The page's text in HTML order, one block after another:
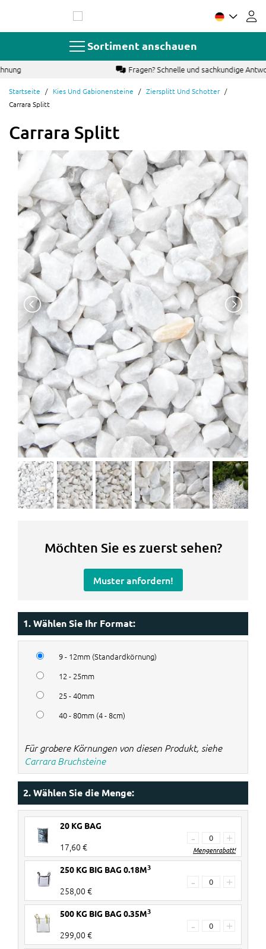
springen
Sortiment anschauen
Fragen? Schnelle und sachkundige Antwort
Startseite Kies Und Gabionensteine
Ziersplitt Und Schotter
Carrara Splitt
Carrara Splitt
Möchten Sie es zuerst sehen?
Muster anfordern!
1. Wählen Sie Ihr Format:
9 - 12mm (Standardkörnung)
12 - 25mm
25 - 40mm
40 - 80mm (4 - 8cm)
Für grobere Körnungen von diesen Produkt, siehe
Carrara Bruchsteine
2. Wählen Sie die Menge:
20 KG BAG
17,60 €
- +
Mengenrabatt!
60+ Stück
verrechnet!
250 KG BIG BAG 0.18M3
258,00 €
- +
500 KG BIG BAG 0.35M3
299,00 €
- +